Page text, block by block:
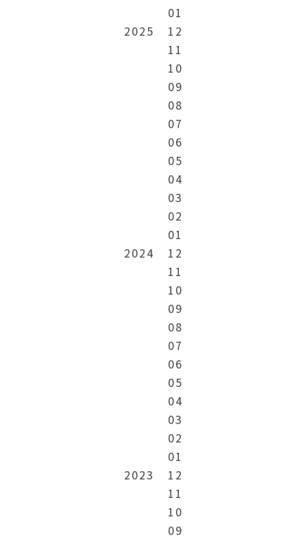
01
2025
12
11
10
09
08
07
06
05
04
03
02
01
2024
12
11
10
09
08
07
06
05
04
03
02
01
2023
12
11
10
09